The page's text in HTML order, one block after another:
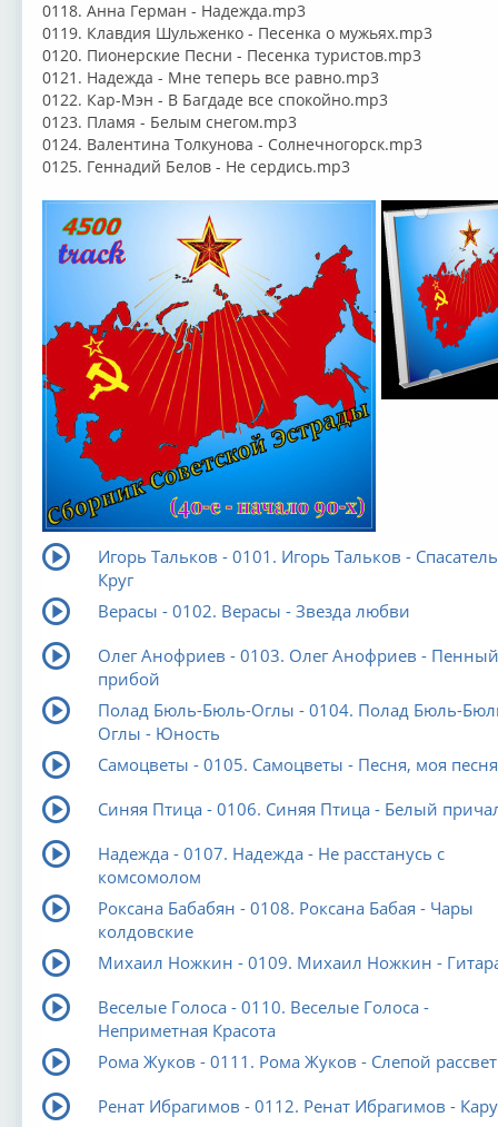
0118. Анна Герман - Надежда.mp3
0119. Клавдия Шульженко - Песенка о мужьях.mp3
0120. Пионерские Песни - Песенка туристов.mp3
0121. Надежда - Мне теперь все равно.mp3
0122. Кар-Мэн - В Багдаде все спокойно.mp3
0123. Пламя - Белым снегом.mp3
0124. Валентина Толкунова - Солнечногорск.mp3
0125. Геннадий Белов - Не сердись.mp3
Игорь Тальков - 0101. Игорь Тальков -
Круг
Верасы - 0102. Верасы - Звезда любви
Олег Анофриев - 0103. Олег Анофриев - Пенный
прибой
Полад Бюль-Бюль-Оглы - 0104. Полад Бюль-
Оглы - Юность
Самоцветы - 0105. Самоцветы - Песня, моя песня
Синяя Птица - 0106. Синяя Птица - Белый
Надежда - 0107. Надежда - Не расстанусь с
комсомолом
Роксана Бабабян - 0108. Роксана Бабая - Чары
колдовские
Михаил Ножкин - 0109. Михаил Ножкин -
Веселые Голоса - 0110. Веселые Голоса -
Неприметная Красота
Рома Жуков - 0111. Рома Жуков - Слепой рассвет
Ренат Ибрагимов - 0112. Ренат Ибрагимов -